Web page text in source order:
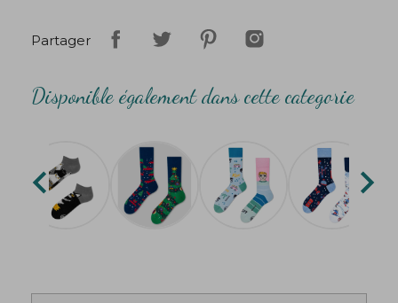
Partager
Disponible également dans cette categorie
 